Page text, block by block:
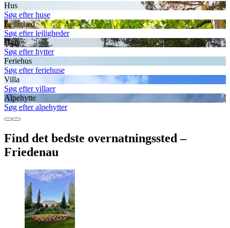
Hus
Søg efter huse
Lejlighed
Søg efter lejligheder
Hytte
Søg efter hytter
Feriehus
Søg efter feriehuse
Villa
Søg efter villaer
Alpehytte
Søg efter alpehytter
Find det bedste overnatningssted –
Friedenau